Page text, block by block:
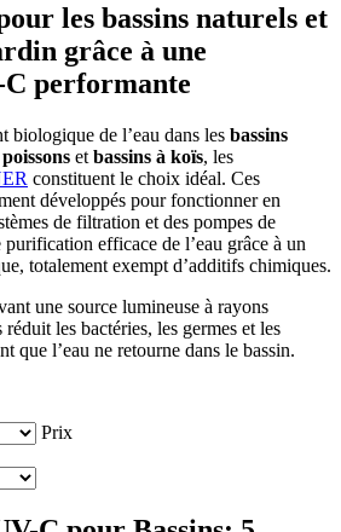
les bassins naturels et
grâce à une
C performante
biologique de l’eau dans les bassins
et bassins à koïs, les
constituent le choix idéal. Ces
développés pour fonctionner en
de filtration et des pompes de
efficace de l’eau grâce à un
totalement exempt d’additifs chimiques.
une source lumineuse à rayons
les bactéries, les germes et les
que l’eau ne retourne dans le bassin.
Prix